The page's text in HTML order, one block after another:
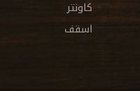
كاونتر
اسقف